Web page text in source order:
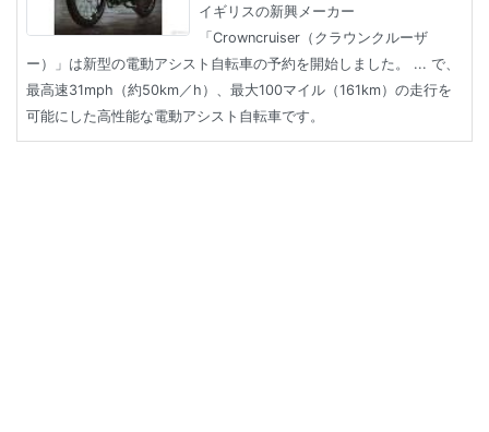
イギリスの新興メーカー
「Crowncruiser（クラウンクルーザ
ー）」は新型の電動アシスト自転車の予約を開始しました。 ... で、
最高速31mph（約50km／h）、最大100マイル（161km）の走行を
可能にした高性能な電動アシスト自転車です。